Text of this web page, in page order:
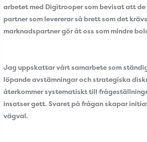
arbetet med Digitrooper som bevisat att
partner som levererar så brett som det
marknadspartner gör åt oss som mindre
Jag uppskattar vårt samarbete som
löpande avstämningar och strategiska
återkommer systematiskt till
insatser gett. Svaret på frågan skapar
vägval.